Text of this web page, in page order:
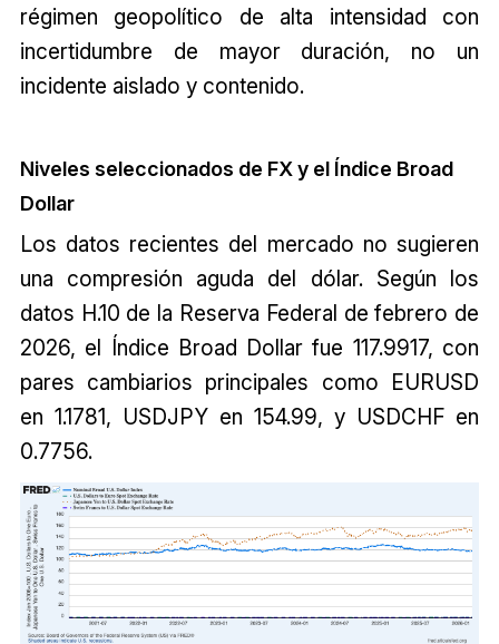
régimen geopolítico de alta intensidad con
incertidumbre de mayor duración, no un
incidente aislado y contenido.
Niveles seleccionados de FX y el Índice Broad
Dollar
Los datos recientes del mercado no sugieren
una compresión aguda del dólar. Según los
datos H.10 de la Reserva Federal de febrero de
2026, el Índice Broad Dollar fue 117.9917, con
pares cambiarios principales como EURUSD
en 1.1781, USDJPY en 154.99, y USDCHF en
0.7756.